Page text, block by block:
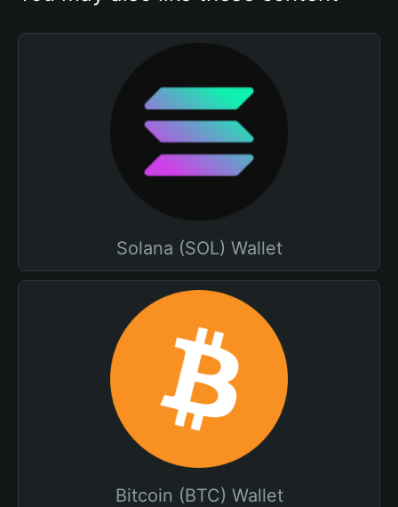
Solana (SOL) Wallet
Bitcoin (BTC) Wallet